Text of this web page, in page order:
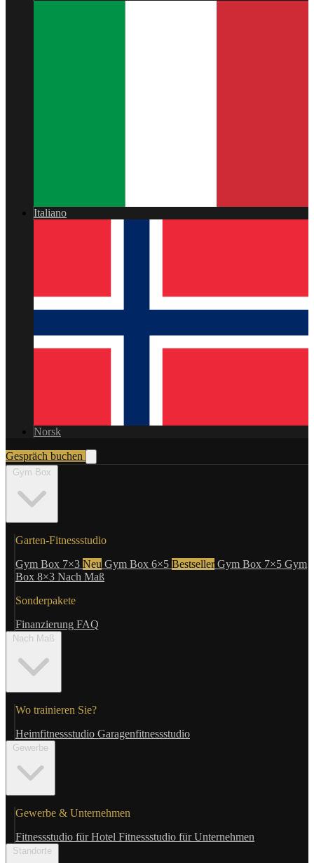
Italiano
Norsk
Gespräch buchen
Gym Box
Garten-Fitnessstudio
Gym Box 7×3 Neu Gym Box 6×5 Bestseller Gym Box 7×5 Gym
Box 8×3 Nach Maß
Sonderpakete
Finanzierung FAQ
Nach Maß
Wo trainieren Sie?
Heimfitnessstudio Garagenfitnessstudio
Gewerbe
Gewerbe & Unternehmen
Fitnessstudio für Hotel Fitnessstudio für Unternehmen
Standorte